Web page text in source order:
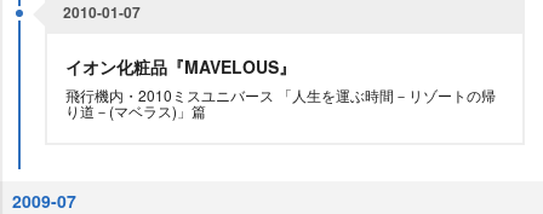
2010-01-07
イオン化粧品『MAVELOUS』
飛行機内・2010ミスユニバース 「人生を運ぶ時間－リゾートの帰
り道－(マベラス)」篇
2009-07